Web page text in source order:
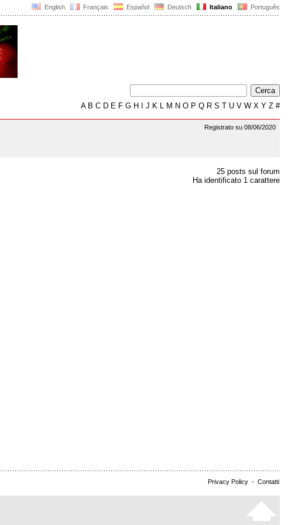
English Français Español Deutsch Italiano Português
AB C D E F G H J K L M N O P Q R S T U V W X Y Z #
Registrato su 08/06/2020
25 posts sul forum
Ha identificato 1 carattere
Privacy Policy - Contatti